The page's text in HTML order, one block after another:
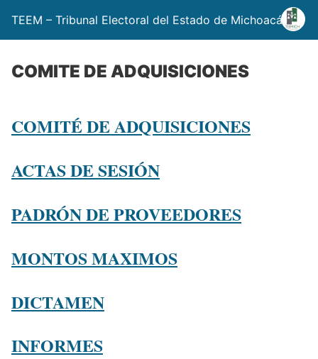
TEEM – Tribunal Electoral del Estado de Michoacán
COMITE DE ADQUISICIONES
COMITÉ DE ADQUISICIONES
ACTAS DE SESIÓN
PADRÓN DE PROVEEDORES
MONTOS MAXIMOS
DICTAMEN
INFORMES